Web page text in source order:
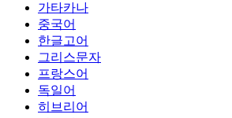
가타카나
중국어
한글고어
그리스문자
프랑스어
독일어
히브리어